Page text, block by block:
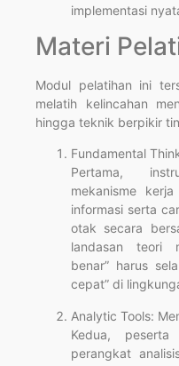
implementasi
Materi
Modul pelatihan ini
melatih kelincahan
hingga teknik berpikir
Fundamental
Pertama,
mekanisme
informasi serta
otak secara
landasan teori
benar” harus
cepat” di
Analytic Tools:
Kedua,
perangkat